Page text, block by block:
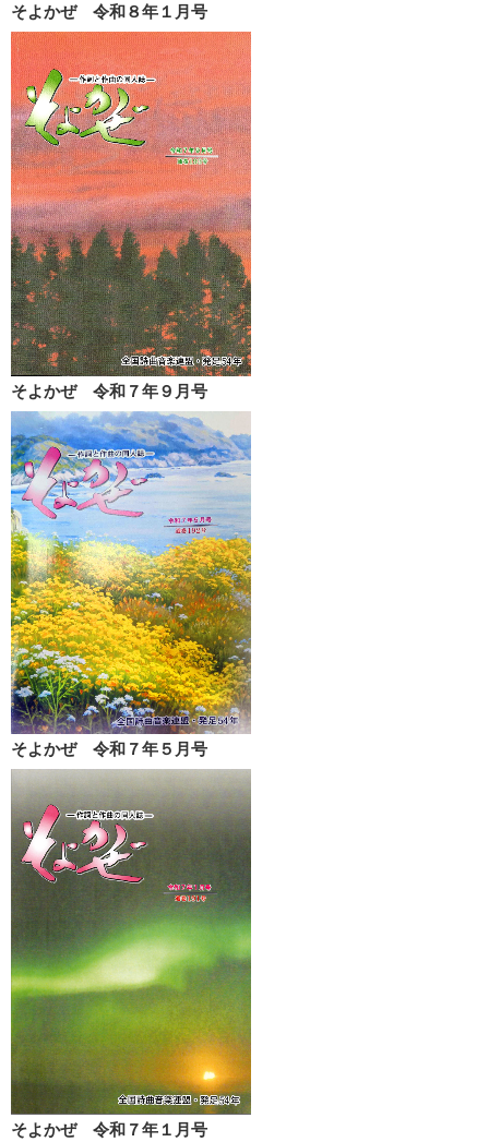
そよかぜ 令和８年１月号
そよかぜ 令和７年９月号
そよかぜ 令和７年５月号
そよかぜ 令和７年１月号